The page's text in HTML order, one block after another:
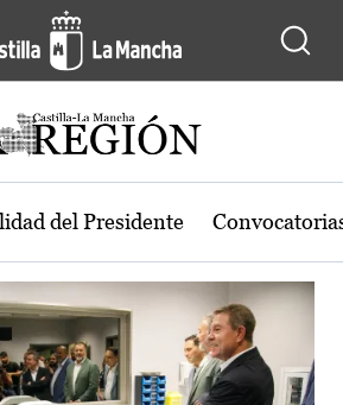
la región de Castilla-
del Presidente